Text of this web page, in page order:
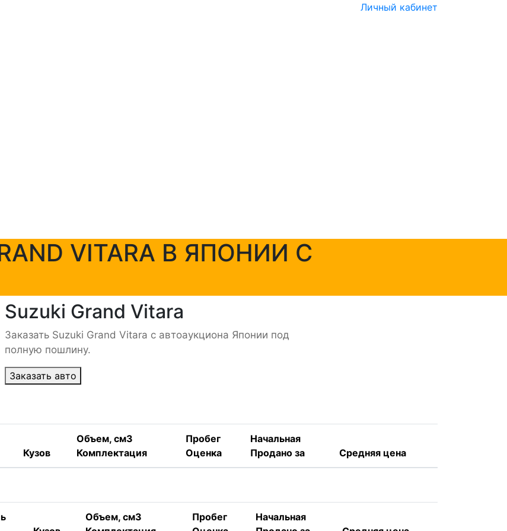
Личный кабинет
VITARA В ЯПОНИИ С
Suzuki Grand Vitara
Заказать Suzuki Grand Vitara с автоаукциона Японии под
полную пошлину.
Заказать авто
Кузов
Объем, см3
Комплектация
Пробег
Оценка
Начальная
Продано за
Средняя цена
Объем, см3
Пробег
Начальная